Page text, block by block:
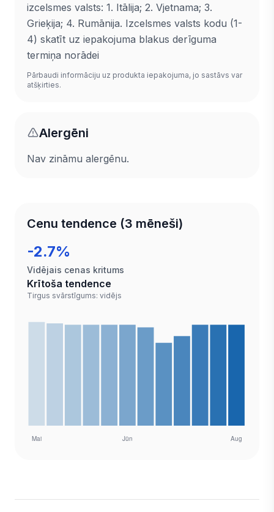
izcelsmes valsts: 1. Itālija; 2. Vjetnama; 3.
Grieķija; 4. Rumānija. Izcelsmes valsts kodu (1-
4) skatīt uz iepakojuma blakus derīguma
termiņa norādei
Pārbaudi informāciju uz produkta iepakojuma, jo sastāvs var
atšķirties.
Alergēni
Nav zināmu alergēnu.
Cenu tendence (3 mēneši)
-2.7%
Vidējais cenas kritums
Krītoša tendence
Tirgus svārstīgums: vidējs